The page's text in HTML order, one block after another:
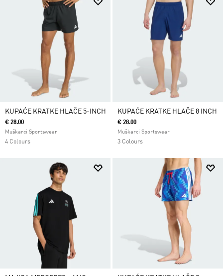
KUPAĆE KRATKE HLAČE 5-INCH
€ 28.00
Muškarci Sportswear
4 Colours
KUPAĆE KRATKE HLAČE 8 INCH
€ 28.00
Muškarci Sportswear
3 Colours